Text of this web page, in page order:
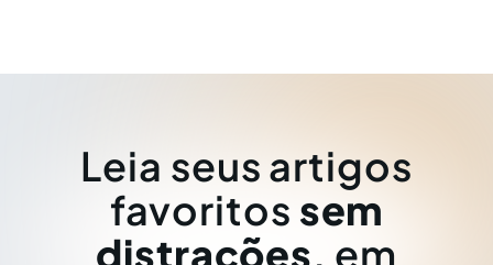
Leia seus artigos
favoritos sem
distrações, em